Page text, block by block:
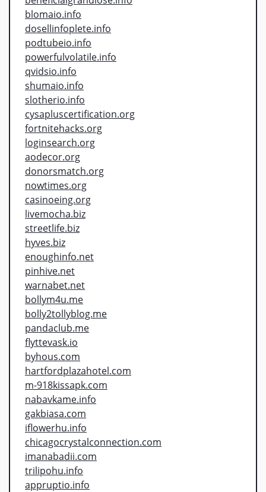
blomaio.info
dosellinfoplete.info
podtubeio.info
powerfulvolatile.info
qvidsio.info
shumaio.info
slotherio.info
cysapluscertification.org
fortnitehacks.org
loginsearch.org
aodecor.org
donorsmatch.org
nowtimes.org
casinoeing.org
livemocha.biz
streetlife.biz
hyves.biz
enoughinfo.net
pinhive.net
warnabet.net
bollym4u.me
bolly2tollyblog.me
pandaclub.me
flyttevask.io
byhous.com
hartfordplazahotel.com
m-918kissapk.com
nabavkame.info
gakbiasa.com
iflowerhu.info
chicagocrystalconnection.com
imanabadii.com
trilipohu.info
appruptio.info